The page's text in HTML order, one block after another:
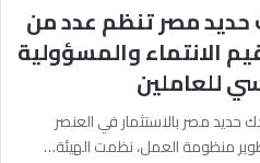
حديد مصر تنظم عدد من
الانتماء والمسؤولية
للعاملين
حديد مصر بالاستثمار في العنصر
منظومة العمل، نظمت الهيئة…